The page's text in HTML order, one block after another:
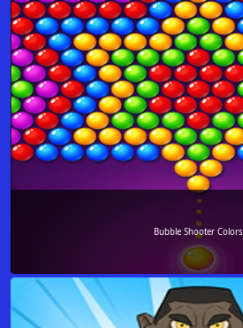
Bubble Shooter Colors